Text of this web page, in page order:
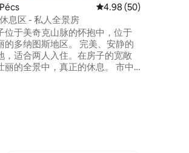
5 分），共 64 条评价
平均评分 4.98 分（满
4.98 (50)
息区 - 私人全景房
位于美奇克山脉的怀抱中，位于
的多纳图斯地区。 完美、安静的
，适合两人入住。在房子的宽敞
丽的全景中，真正的休息。 市中